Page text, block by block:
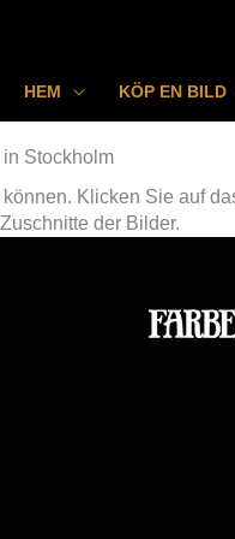
HEM KÖP EN BILD
Stockholm
Klicken Sie auf
der Bilder.